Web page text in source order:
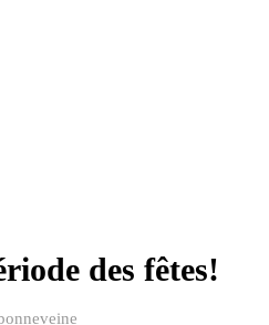
des fêtes!